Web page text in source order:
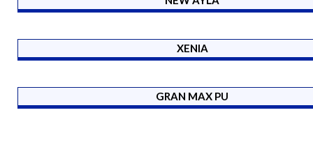
XENIA
GRAN MAX PU